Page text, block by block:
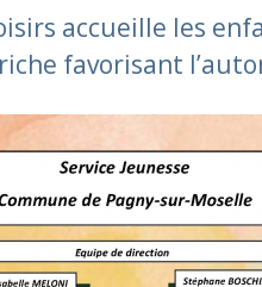
accueille les
favorisant